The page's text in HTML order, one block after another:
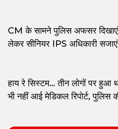
CM के सामने पुलिस अफसर
लेकर सीनियर IPS अधिकारी
हाय रे सिस्टम... तीन लोगों पर हुआ
भी नहीं आई मेडिकल रिपोर्ट, पुलिस